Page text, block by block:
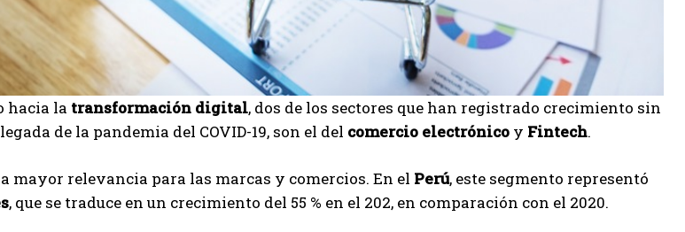
hacia la transformación digital, dos de los sectores que han registrado crecimiento sin
de la pandemia del COVID-19, son el del comercio electrónico y Fintech.
mayor relevancia para las marcas y comercios. En el Perú, este segmento representó
, que se traduce en un crecimiento del 55 % en el 202, en comparación con el 2020.